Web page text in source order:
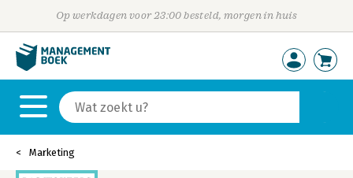
Op werkdagen voor 23:00 besteld, morgen in huis
Marketing